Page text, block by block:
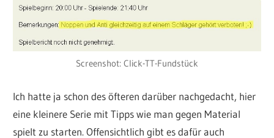
Screenshot: Click-TT-Fundstück
Ich hatte ja schon des öfteren darüber nachgedacht, hier
eine kleinere Serie mit Tipps wie man gegen Material
spielt zu starten. Offensichtlich gibt es dafür auch